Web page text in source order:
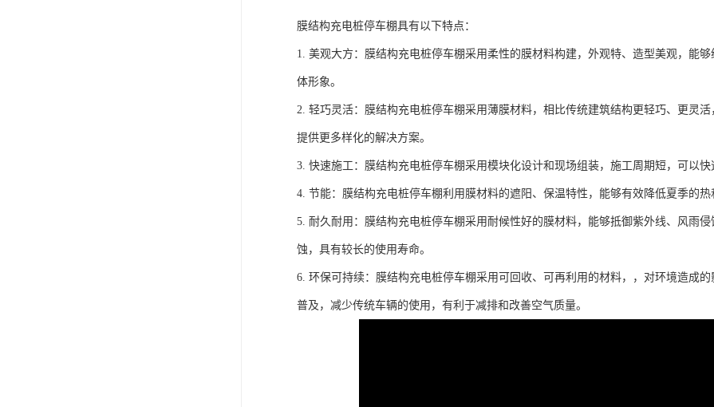
膜结构充电桩停车棚具有以下特点：
1. 美观大方：膜结构充电桩停车棚采用柔性的膜材料构建，外观特、造型美观，能
体形象。
2. 轻巧灵活：膜结构充电桩停车棚采用薄膜材料，相比传统建筑结构更轻巧、更灵
提供更多样化的解决方案。
3. 快速施工：膜结构充电桩停车棚采用模块化设计和现场组装，施工周期短，可以快
4. 节能：膜结构充电桩停车棚利用膜材料的遮阳、保温特性，能够有效降低夏季的热
5. 耐久耐用：膜结构充电桩停车棚采用耐候性好的膜材料，能够抵御紫外线、风雨
蚀，具有较长的使用寿命。
6. 环保可持续：膜结构充电桩停车棚采用可回收、可再利用的材料，，对环境造成
普及，减少传统车辆的使用，有利于减排和改善空气质量。